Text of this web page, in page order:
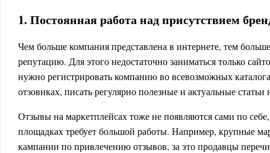
1. Постоянная работа над присутствием
Чем больше компания представлена в интернете, тем
репутацию. Для этого недостаточно заниматься только
нужно регистрировать компанию во всевозможных
отзовиках, писать регулярно полезные и актуальные
Отзывы на маркетплейсах тоже не появляются сами по
площадках требует большой работы. Например, крупные
кампании по привлечению отзывов, за это продавцы